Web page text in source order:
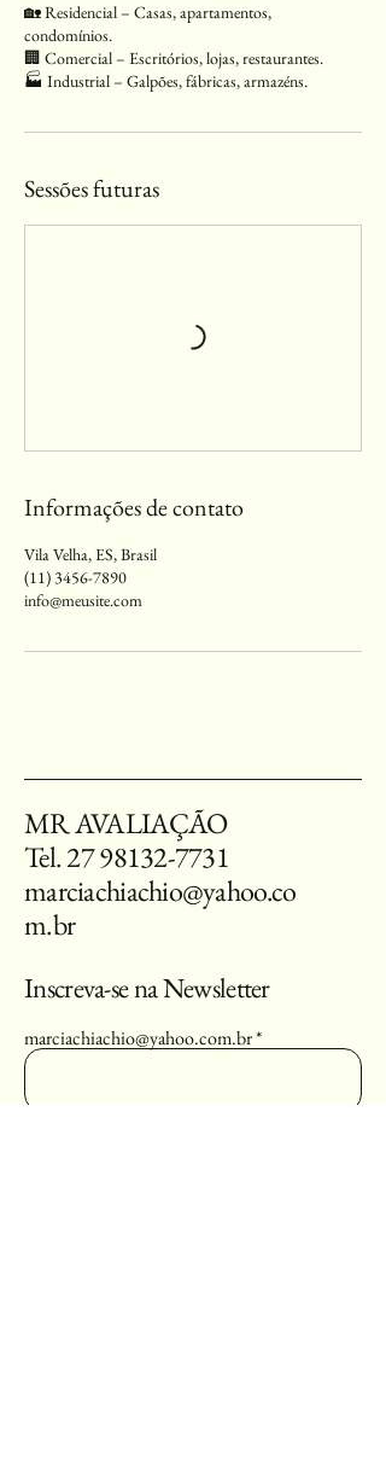
🏡 Residencial – Casas, apartamentos,
condomínios.
🏢 Comercial – Escritórios, lojas, restaurantes.
🏭 Industrial – Galpões, fábricas, armazéns.
Sessões futuras
Informações de contato
Vila Velha, ES, Brasil
(11) 3456-7890
info@meusite.com
MR AVALIAÇÃO
Tel.27 98132-7731
marciachiachio@yahoo.co
m.br
Inscreva-se na Newsletter
marciachiachio@yahoo.com.br